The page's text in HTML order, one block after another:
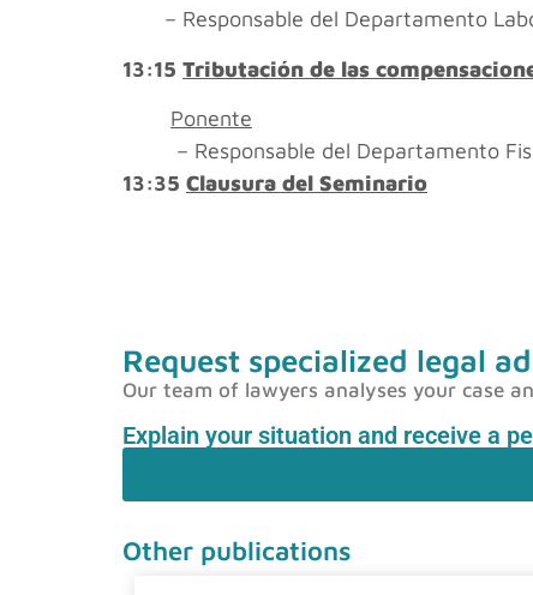
– Responsable del Departamento
13:15 Tributación de las
Ponente
– Responsable del Departamento
13:35 Clausura del Seminario
Request specialized legal
Our team of lawyers analyses your case
Explain your situation and receive a
Other publications